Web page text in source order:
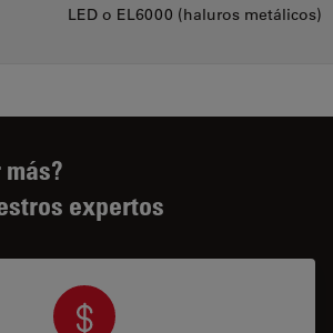
LED o EL6000 (haluros metálicos)
expertos